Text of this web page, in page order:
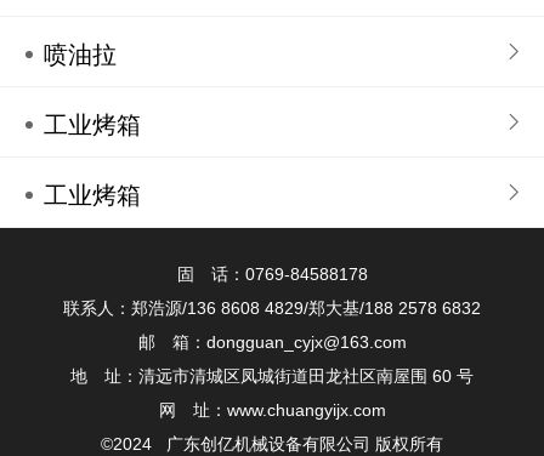
喷油拉
工业烤箱
工业烤箱
固 话：0769-84588178
联系人：郑浩源/136 8608 4829/郑大基/188 2578 6832
邮 箱：dongguan_cyjx@163.com
地 址：清远市清城区凤城街道田龙社区南屋围 60 号
网 址：www.chuangyijx.com
©2024 广东创亿机械设备有限公司 版权所有